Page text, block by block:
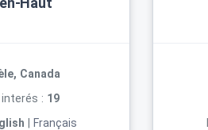
Canada
: 19
Français